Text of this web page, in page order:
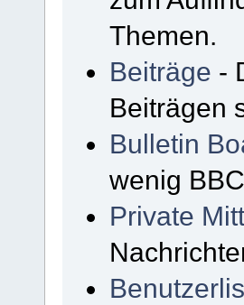
Themen.
Beiträge -
Beiträgen
Bulletin
wenig
Private